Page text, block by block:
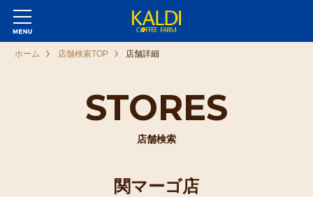
STORES
店舗検索
ホーム 店舗検索TOP 店舗詳細
関マーゴ店